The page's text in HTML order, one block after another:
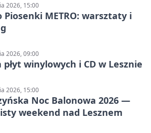
2026, 15:00
Piosenki METRO: warsztaty i
2026, 09:00
płyt winylowych i CD w Lesznie
2026, 15:00
Noc Balonowa 2026 —
weekend nad Lesznem